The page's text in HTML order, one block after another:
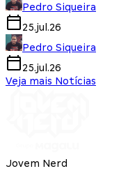
Pedro Siqueira
25.jul.26
Pedro Siqueira
25.jul.26
Veja mais Notícias
Jovem Nerd